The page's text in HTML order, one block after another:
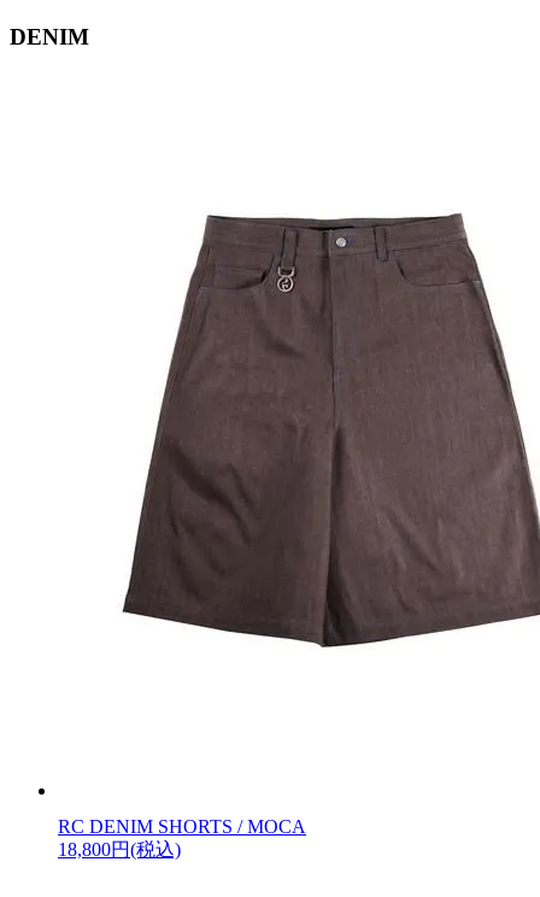
DENIM
RC DENIM SHORTS / MOCA
18,800円(税込)